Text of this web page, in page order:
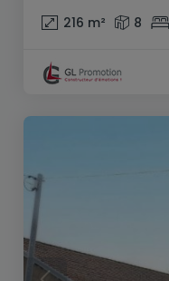
216 m² 8